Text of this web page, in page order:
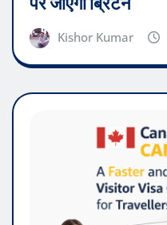
Kishor Kumar